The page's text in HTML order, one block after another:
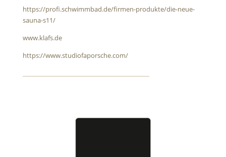
https://profi.schwimmbad.de/firmen-produkte/die-neue-
sauna-s11/
www.klafs.de
https://www.studiofaporsche.com/